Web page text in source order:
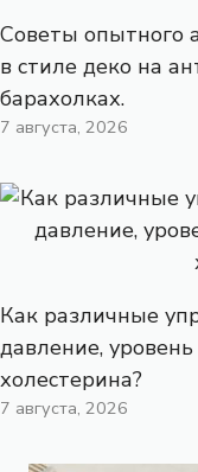
Советы опытного
в стиле деко на
барахолках.
7 августа, 2026
Как различные
давление,
холестерина?
7 августа, 2026